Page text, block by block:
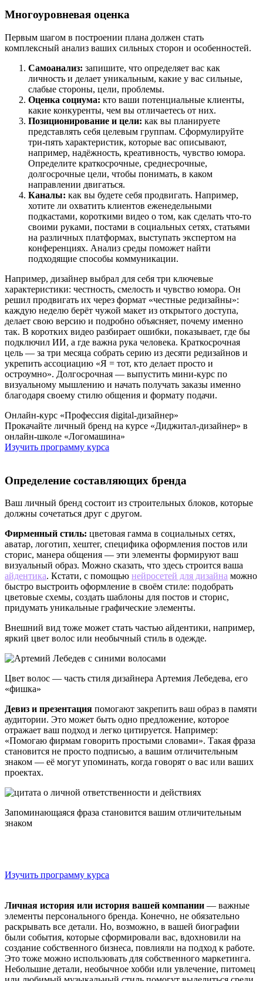
Многоуровневая оценка
Первым шагом в построении плана должен стать
комплексный анализ ваших сильных сторон и особенностей.
Самоанализ: запишите, что определяет вас как
личность и делает уникальным, какие у вас сильные,
слабые стороны, цели, проблемы.
Оценка социума: кто ваши потенциальные клиенты,
какие конкуренты, чем вы отличаетесь от них.
Позиционирование и цели: как вы планируете
представлять себя целевым группам. Сформулируйте
три-пять характеристик, которые вас описывают,
например, надёжность, креативность, чувство юмора.
Определите краткосрочные, среднесрочные,
долгосрочные цели, чтобы понимать, в каком
направлении двигаться.
Каналы: как вы будете себя продвигать. Например,
хотите ли охватить клиентов еженедельными
подкастами, короткими видео о том, как сделать что-то
своими руками, постами в социальных сетях, статьями
на различных платформах, выступать экспертом на
конференциях. Анализ среды поможет найти
подходящие способы коммуникации.
Например, дизайнер выбрал для себя три ключевые
характеристики: честность, смелость и чувство юмора. Он
решил продвигать их через формат «честные редизайны»:
каждую неделю берёт чужой макет из открытого доступа,
делает свою версию и подробно объясняет, почему именно
так. В коротких видео разбирает ошибки, показывает, где бы
подключил ИИ, а где важна рука человека. Краткосрочная
цель — за три месяца собрать серию из десяти редизайнов и
укрепить ассоциацию «Я = тот, кто делает просто и
остроумно». Долгосрочная — выпустить мини-курс по
визуальному мышлению и начать получать заказы именно
благодаря своему стилю общения и формату подачи.
Онлайн-курс «Профессия digital-дизайнер»
Прокачайте личный бренд на курсе «Диджитал-дизайнер» в
онлайн-школе «Логомашина»
Изучить программу курса
Определение составляющих бренда
Ваш личный бренд состоит из строительных блоков, которые
должны сочетаться друг с другом.
Фирменный стиль: цветовая гамма в социальных сетях,
аватар, логотип, хештег, специфика оформления постов или
сторис, манера общения — эти элементы формируют ваш
визуальный образ. Можно сказать, что здесь строится ваша
айдентика. Кстати, с помощью нейросетей для дизайна можно
быстро выстроить оформление в своём стиле: подобрать
цветовые схемы, создать шаблоны для постов и сторис,
придумать уникальные графические элементы.
Внешний вид тоже может стать частью айдентики, например,
яркий цвет волос или необычный стиль в одежде.
Цвет волос — часть стиля дизайнера Артемия Лебедева, его
«фишка»
Девиз и презентация помогают закрепить ваш образ в памяти
аудитории. Это может быть одно предложение, которое
отражает ваш подход и легко цитируется. Например:
«Помогаю фирмам говорить простыми словами». Такая фраза
становится не просто подписью, а вашим отличительным
знаком — её могут упоминать, когда говорят о вас или ваших
проектах.
Запоминающаяся фраза становится вашим отличительным
знаком
Изучить программу курса
Личная история или история вашей компании — важные
элементы персонального бренда. Конечно, не обязательно
раскрывать все детали. Но, возможно, в вашей биографии
были события, которые сформировали вас, вдохновили на
создание собственного бизнеса, повлияли на подход к работе.
Это тоже можно использовать для собственного маркетинга.
Небольшие детали, необычное хобби или увлечение, питомец